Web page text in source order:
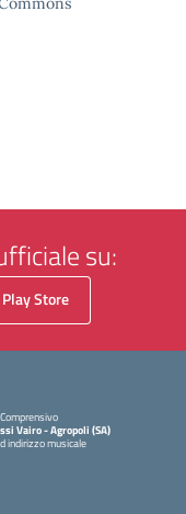
su:
Play Store
Vairo - Agropoli (SA)
indirizzo musicale